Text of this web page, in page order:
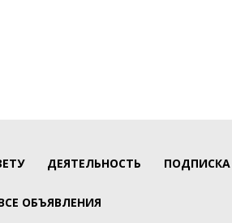
ДЕЯТЕЛЬНОСТЬ ПОДПИСКА
ОБЪЯВЛЕНИЯ